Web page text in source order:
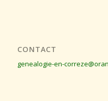
CONTACT
genealogie-en-